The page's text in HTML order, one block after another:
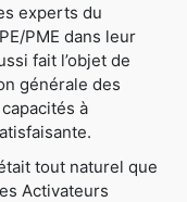
experts du
PME dans leur
fait l’objet de
générale des
à
tout naturel que
Activateurs